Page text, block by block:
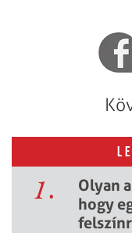
1.
Olyan
hogy